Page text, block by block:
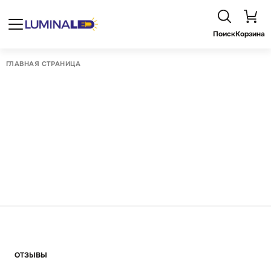
ПоискКорзина
ГЛАВНАЯ СТРАНИЦА
ОТЗЫВЫ